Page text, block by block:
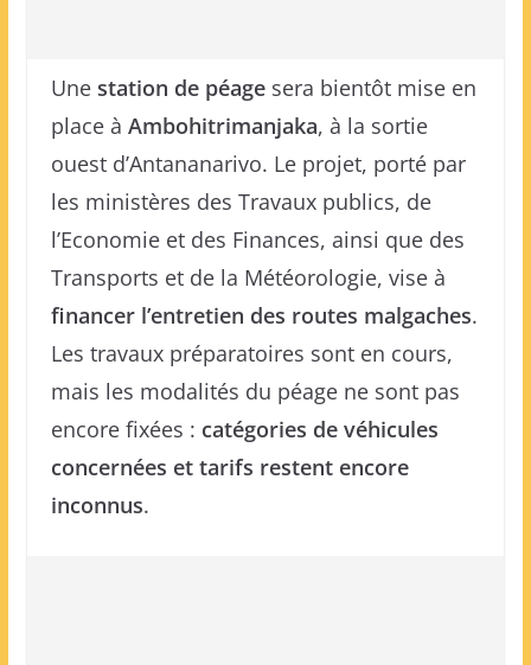
Une station de péagesera bientôt mise en
place à Ambohitrimanjaka, à la sortie
ouest d’Antananarivo. Le projet, porté par
les ministères des Travaux publics, de
l’Economie et des Finances, ainsi que des
Transports et de la Météorologie, vise à
financer l’entretien des routes malgaches.
Les travaux préparatoires sont en cours,
mais les modalités du péage ne sont pas
encore fixées : catégories de véhicules
concernées et tarifs restent encore
inconnus.